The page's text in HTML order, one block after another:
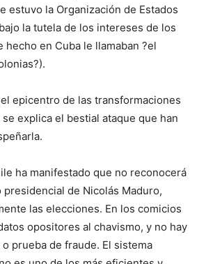
estuvo la Organización de Estados
la tutela de los intereses de los
hecho en Cuba le llamaban ?el
epicentro de las transformaciones
explica el bestial ataque que han
ha manifestado que no reconocerá
de Nicolás Maduro,
las elecciones. En los comicios
opositores al chavismo, y no hay
prueba de fraude. El sistema